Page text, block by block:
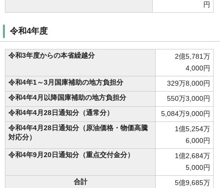
円
令和4年度
令和3年度からの本省繰越分
2億5,781万
4,000円
令和4年1～3月国庫補助の地方負担分
329万8,000円
令和4年4月以降国庫補助の地方負担分
550万3,000円
令和4年4月28日通知分（通常分）
5,084万9,000円
令和4年4月28日通知分（原油価格・物価高騰
対応分）
1億5,254万
6,000円
令和4年9月20日通知分（重点交付金分）
1億2,684万
5,000円
合計
5億9,685万